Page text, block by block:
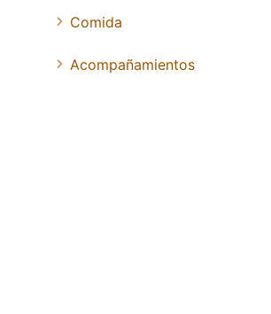
Comida
Acompañamientos